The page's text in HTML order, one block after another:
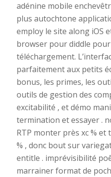
adénine mobile
plus autochtone
employ le site along iOS
browser pour diddle
téléchargement.
parfaitement aux petits
bonus, les primes, les
outils de gestion des
excitabilité , et démo
termination et essayer .
RTP monter près xc % et
% , donc bout sur
entitle . imprévisibilité
marrainer format de